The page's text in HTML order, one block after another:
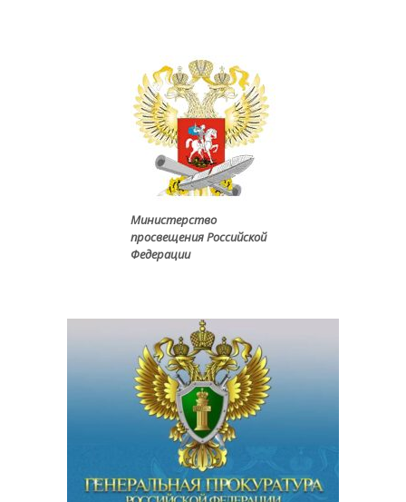
Министерство
просвещения Российской
Федерации